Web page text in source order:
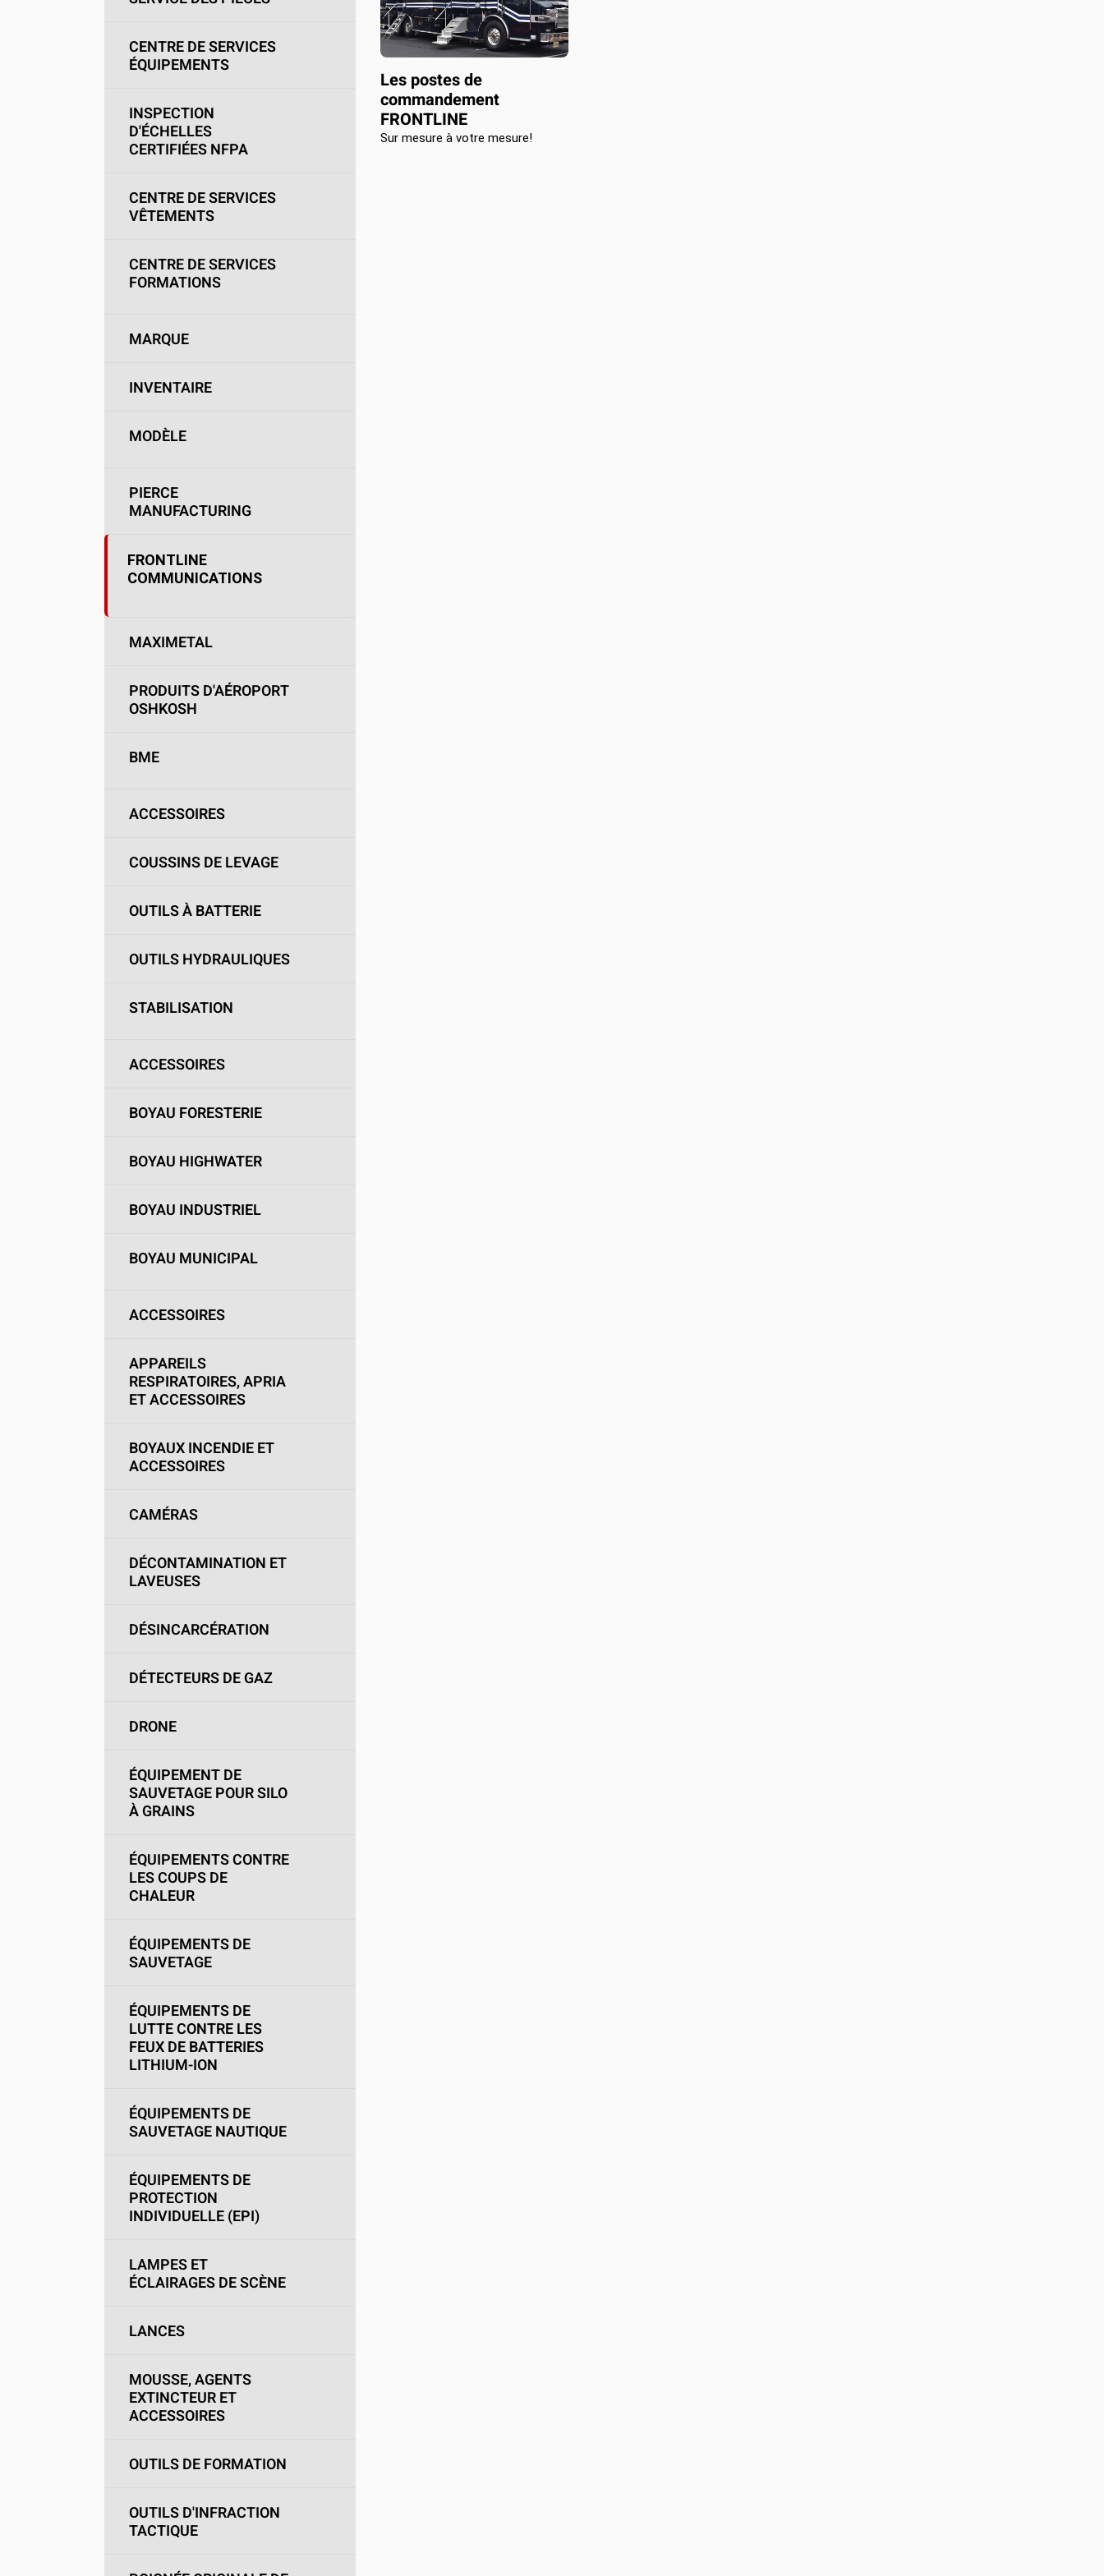
Demande de retour ou d’échange
Démonstration d’équipements
INSPECTION D’ÉCHELLES
CERTIFIÉES NFPA
CENTRE DE SERVICES
ÉQUIPEMENTS
INSPECTION
D'ÉCHELLES
CERTIFIÉES NFPA
CENTRE DE SERVICES
VÊTEMENTS
CENTRE DE SERVICES
FORMATIONS
MARQUE
INVENTAIRE
MODÈLE
PIERCE
MANUFACTURING
FRONTLINE
COMMUNICATIONS
MAXIMETAL
PRODUITS D'AÉROPORT
OSHKOSH
BME
ACCESSOIRES
COUSSINS DE LEVAGE
OUTILS À BATTERIE
OUTILS HYDRAULIQUES
STABILISATION
ACCESSOIRES
BOYAU FORESTERIE
BOYAU HIGHWATER
BOYAU INDUSTRIEL
BOYAU MUNICIPAL
ACCESSOIRES
APPAREILS
RESPIRATOIRES, APRIA
ET ACCESSOIRES
BOYAUX INCENDIE ET
ACCESSOIRES
CAMÉRAS
DÉCONTAMINATION ET
LAVEUSES
DÉSINCARCÉRATION
DÉTECTEURS DE GAZ
DRONE
ÉQUIPEMENT DE
SAUVETAGE POUR SILO
À GRAINS
ÉQUIPEMENTS CONTRE
LES COUPS DE
CHALEUR
ÉQUIPEMENTS DE
SAUVETAGE
ÉQUIPEMENTS DE
LUTTE CONTRE LES
FEUX DE BATTERIES
LITHIUM-ION
ÉQUIPEMENTS DE
SAUVETAGE NAUTIQUE
ÉQUIPEMENTS DE
PROTECTION
INDIVIDUELLE (EPI)
LAMPES ET
ÉCLAIRAGES DE SCÈNE
LANCES
MOUSSE, AGENTS
EXTINCTEUR ET
ACCESSOIRES
OUTILS DE FORMATION
OUTILS D'INFRACTION
TACTIQUE
Les postes de
commandement
FRONTLINE
Sur mesure à votre mesure!